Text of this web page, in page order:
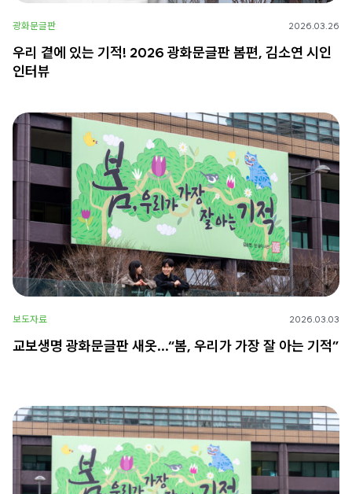
광화문글판 2026.03.26
우리 곁에 있는 기적! 2026 광화문글판 봄편, 김소연 시인
인터뷰
보도자료 2026.03.03
교보생명 광화문글판 새옷…“봄, 우리가 가장 잘 아는 기적”